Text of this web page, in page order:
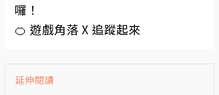
囉！
🍊 遊戲角落 X 追蹤起來
延伸閱讀